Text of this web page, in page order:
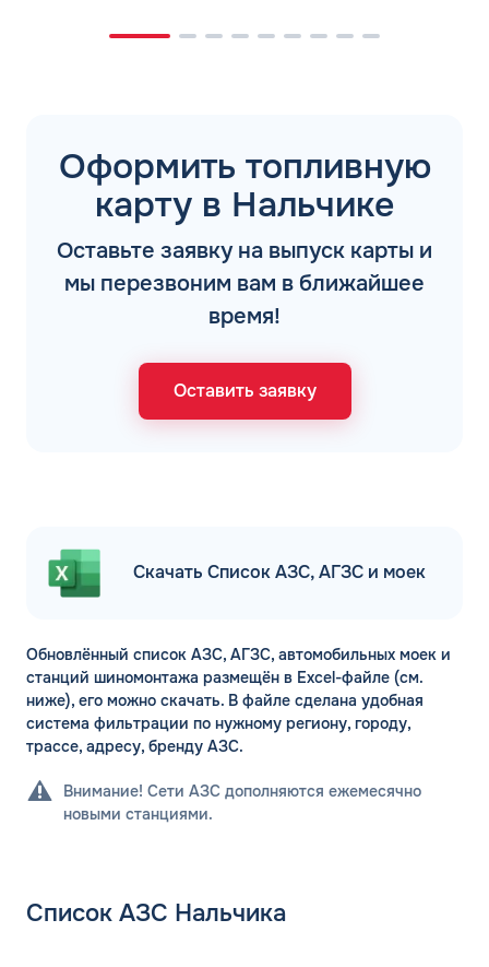
Оформить топливную
карту в Нальчике
Оставьте заявку на выпуск карты и
мы перезвоним вам в ближайшее
время!
Оставить заявку
Скачать Список АЗС, АГЗС и моек
Обновлённый список АЗС, АГЗС, автомобильных моек и
станций шиномонтажа размещён в Excel-файле (см.
ниже), его можно скачать. В файле сделана удобная
система фильтрации по нужному региону, городу,
трассе, адресу, бренду АЗС.
Внимание! Сети АЗС дополняются ежемесячно
новыми станциями.
Список АЗС Нальчика